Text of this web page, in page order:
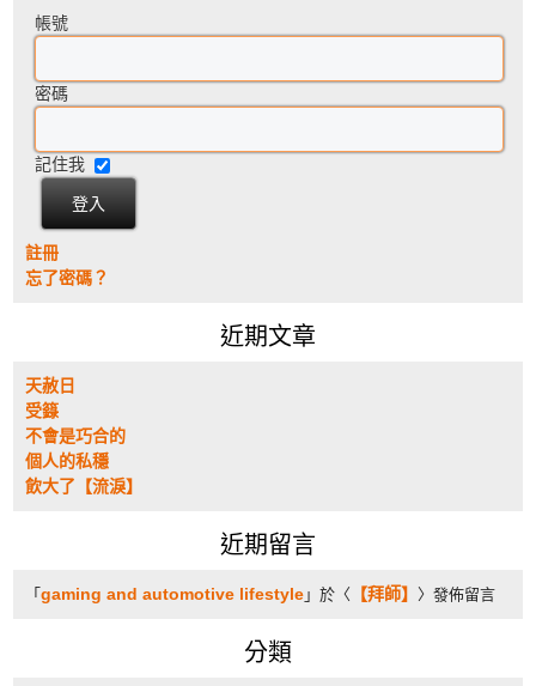
帳號
密碼
記住我
註冊
忘了密碼？
近期文章
天赦日
受籙
不會是巧合的
個人的私穩
飲大了【流淚】
近期留言
「gaming and automotive lifestyle 」於〈 【拜師】 〉發佈留言
分類